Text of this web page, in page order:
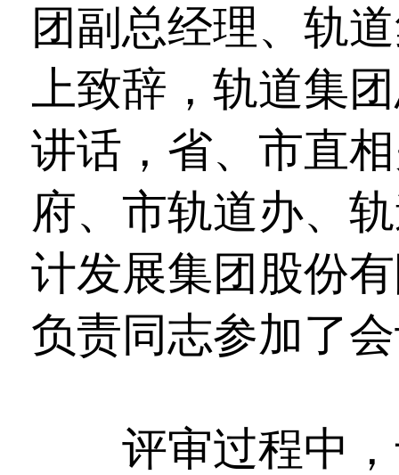
团副总经理、轨
上致辞，轨道集
讲话，省、市直
府、市轨道办、
计发展集团股份
负责同志参加了
评审过程中，